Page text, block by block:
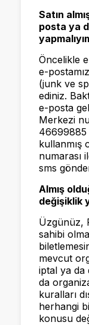
Satın
posta ya
Öncelikle
e-
(junk ve
ediniz.
e-posta
Merkezi
46699885
kullanmış
numarası
sms
Almış
değişiklik
Üzgünüz,
sahibi
mevcut
iptal ya da
da
kuralları
herhangi
konusu